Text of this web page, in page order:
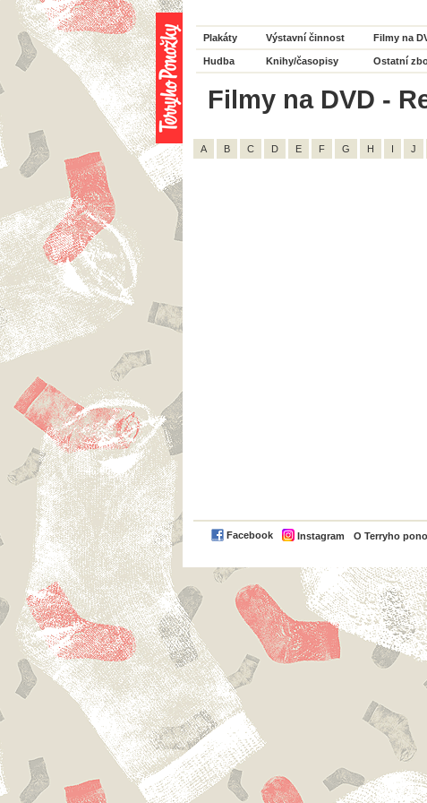
Plakáty Výstavní činnost Filmy na
Hudba Knihy/časopisy Ostatní
Filmy na DVD -
A B C D E F G H I J
Facebook Instagram O Terryho